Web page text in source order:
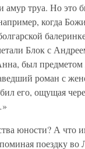
труа. Но это
когда
Блок с
был
роман с
его, ощущая
юности? А что
поездку